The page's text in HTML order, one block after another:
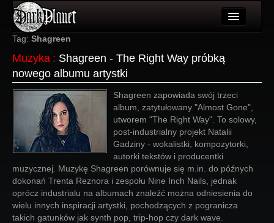
Artykuły
Użytkownicy
Wydarzenia
Galeria
Forum
Login
Tag: Shagreen
Muzyka : Shagreen - The Right Way próbką
nowego albumu artystki
Shagreen zapowiada swój trzeci
album, zatytułowany "Almost Gone",
utworem "The Right Way". To solowy,
post-industrialny projekt Natalii
Gadziny - wokalistki, kompozytorki,
autorki tekstów i producentki
muzycznej. Muzykę Shagreen porównuje się m.in. do późnych
dokonań Trenta Reznora i zespołu Nine Inch Nails, jednak
oprócz industrialu na albumach znaleźć można odniesienia do
wielu innych inspiracji artystki, pochodzących z pogranicza
takich gatunków jak synth pop, trip-hop czy dark wave.